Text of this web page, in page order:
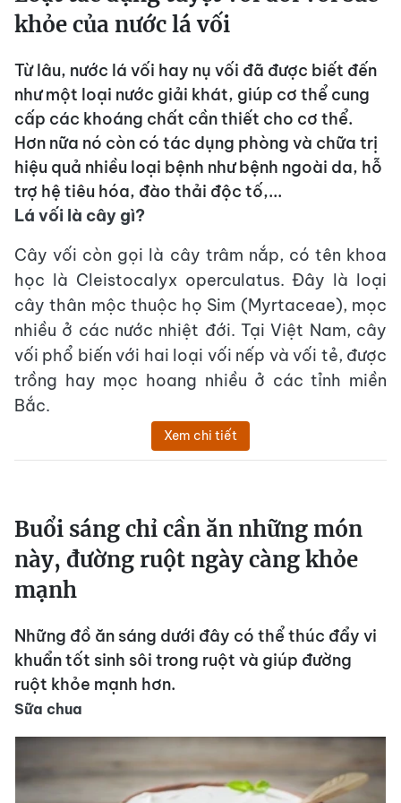
khỏe của nước lá vối
Từ lâu, nước lá vối hay nụ vối đã được biết đến
như một loại nước giải khát, giúp cơ thể cung
cấp các khoáng chất cần thiết cho cơ thể.
Hơn nữa nó còn có tác dụng phòng và chữa trị
hiệu quả nhiều loại bệnh như bệnh ngoài da, hỗ
trợ hệ tiêu hóa, đào thải độc tố,...
Lá vối là cây gì?
Cây vối còn gọi là cây trâm nắp, có tên khoa
học là Cleistocalyx operculatus. Đây là loại
cây thân mộc thuộc họ Sim (Myrtaceae), mọc
nhiều ở các nước nhiệt đới. Tại Việt Nam, cây
vối phổ biến với hai loại vối nếp và vối tẻ, được
trồng hay mọc hoang nhiều ở các tỉnh miền
Bắc.
Xem chi tiết
Buổi sáng chỉ cần ăn những món
này, đường ruột ngày càng khỏe
mạnh
Những đồ ăn sáng dưới đây có thể thúc đẩy vi
khuẩn tốt sinh sôi trong ruột và giúp đường
ruột khỏe mạnh hơn.
Sữa chua